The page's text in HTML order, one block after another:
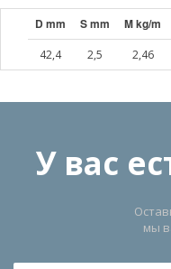
D mm S mm M kg/m
42,4 2,5 2,46
У вас
мы